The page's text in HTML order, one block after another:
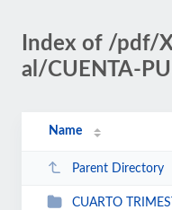
Index of /pdf/
al/CUENTA-
Name
Parent Directory
CUARTO